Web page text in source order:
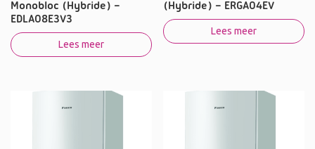
Monobloc (Hybride) –
EDLA08E3V3
Lees meer
(Hybride) – ERGA04EV
Lees meer